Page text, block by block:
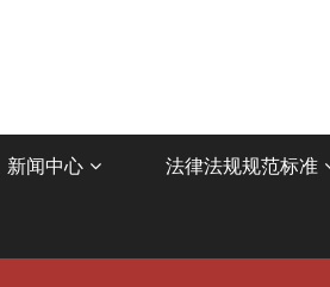
新闻中心 法律法规规范标准